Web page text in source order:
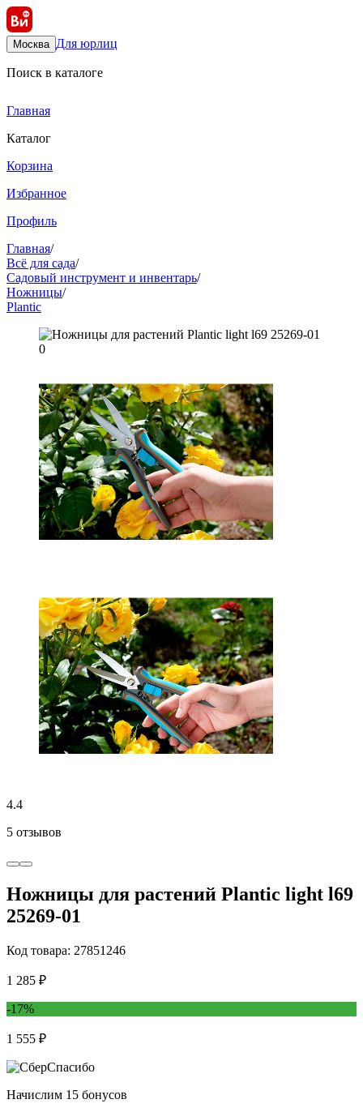
Москва Для юрлиц
Поиск в каталоге
Главная
Каталог
Корзина
Избранное
Профиль
Главная/
Всё для сада/
Садовый инструмент и инвентарь/
Ножницы/
Plantic
4.4
5 отзывов
Ножницы для растений Plantic light l69
25269-01
Код товара: 27851246
1 285 ₽
-17%
1 555 ₽
Начислим 15 бонусов